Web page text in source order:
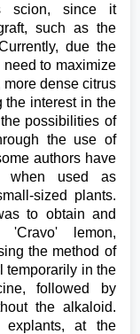
scion, since it
such as the
due the
to maximize
dense citrus
the interest in the
possibilities of
the use of
authors have
when used as
sized plants.
to obtain and
'Cravo' lemon,
the method of
temporarily in the
followed by
the alkaloid.
explants, at the